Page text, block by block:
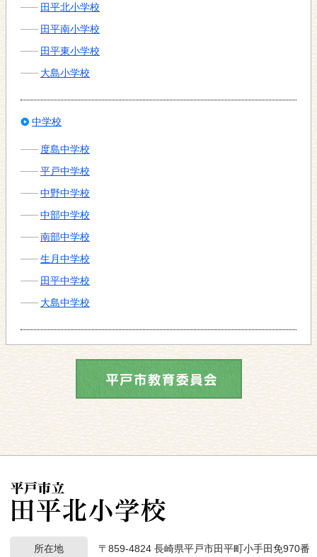
田平北小学校
田平南小学校
田平東小学校
大島小学校
中学校
度島中学校
平戸中学校
中野中学校
中部中学校
南部中学校
生月中学校
田平中学校
大島中学校
所在地 〒859-4824 長崎県平戸市田平町小手田免970番